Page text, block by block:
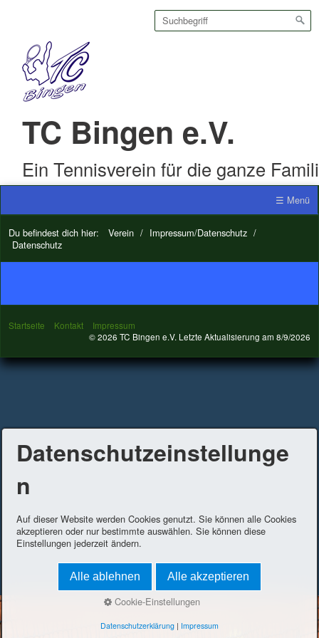
TC Bingen e.V.
Ein Tennisverein für die ganze
☰ Menü
Du befindest dich hier: Verein / Impressum/Datenschutz /
Datenschutz
Startseite Kontakt
Impressum
© 2026 TC Bingen e.V. Letzte Aktualisierung am 8/9/2026
Datenschutzeinstellunge
n
Auf dieser Website werden Cookies genutzt. Sie können alle Cookies
akzeptieren oder nur bestimmte auswählen. Sie können diese
Einstellungen jederzeit ändern.
Alle ablehnen Alle akzeptieren
Cookie-Einstellungen
Datenschutzerklärung| Impressum